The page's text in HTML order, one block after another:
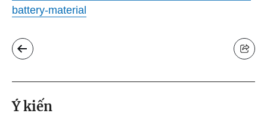
battery-material
Ý kiến